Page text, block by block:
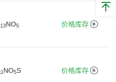
1 3NO5 价格库存
1 NO5S 价格库存